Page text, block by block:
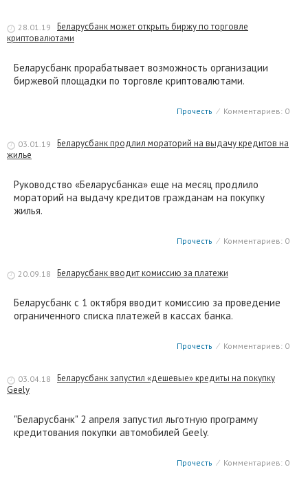
28.01.19
Беларусбанк может открыть биржу по торговле
криптовалютами
Беларусбанк прорабатывает возможность организации
биржевой площадки по торговле криптовалютами.
Прочесть ⁄ Комментариев: 0
03.01.19
Беларусбанк продлил мораторий на выдачу кредитов на
жилье
Руководство «Беларусбанка» еще на месяц продлило
мораторий на выдачу кредитов гражданам на покупку
жилья.
Прочесть ⁄ Комментариев: 0
20.09.18 Беларусбанк вводит комиссию за платежи
Беларусбанк с 1 октября вводит комиссию за проведение
ограниченного списка платежей в кассах банка.
Прочесть ⁄ Комментариев: 0
03.04.18
Беларусбанк запустил «дешевые» кредиты на покупку
Geely
"Беларусбанк" 2 апреля запустил льготную программу
кредитования покупки автомобилей Geely.
Прочесть ⁄ Комментариев: 0